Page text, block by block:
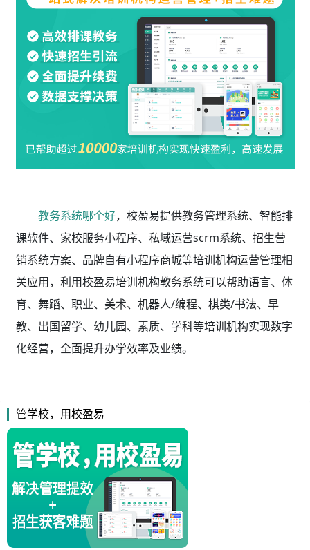
教务系统哪个好，校盈易提供教务管理系统、智能排
课软件、家校服务小程序、私域运营scrm系统、招生营
销系统方案、品牌自有小程序商城等培训机构运营管理相
关应用，利用校盈易培训机构教务系统可以帮助语言、体
育、舞蹈、职业、美术、机器人/编程、棋类/书法、早
教、出国留学、幼儿园、素质、学科等培训机构实现数字
化经营，全面提升办学效率及业绩。
管学校，用校盈易